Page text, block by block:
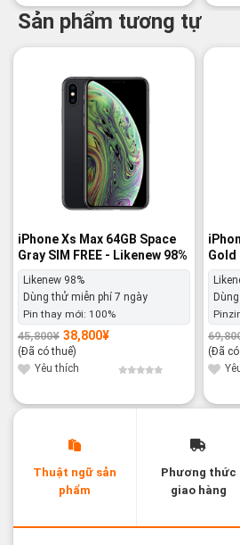
Sản phẩm tương tự
iPhone Xs Max 64GB Space
Gray SIM FREE - Likenew 98%
Likenew 98%
Dùng thử miễn phí 7 ngày
Pin thay mới: 100%
45,800¥
Giá
gốc
là:
45,800¥.
38,800¥
Giá
hiện
tại
là:
38,800¥.
(Đã có thuế)
Yêu thích
Gold
Giá
gốc
là:
Giá
hiện
tại
là:
(Đã
Thuật ngữ sản
phẩm
Phương thức
giao hàng